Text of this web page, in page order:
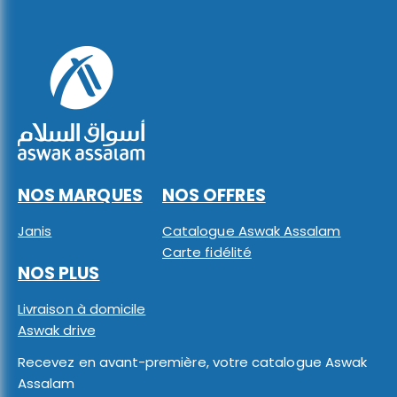
NOS MARQUES
Janis
NOS OFFRES
Catalogue Aswak Assalam
Carte fidélité
NOS PLUS
Livraison à domicile
Aswak drive
Recevez en avant-première, votre catalogue Aswak
Assalam